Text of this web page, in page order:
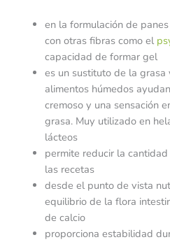
en la formulación de
con otras fibras como el
capacidad de formar gel
es un sustituto de la
alimentos húmedos
cremoso y una sensación
grasa. Muy utilizado en
lácteos
permite reducir la
las recetas
desde el punto de vista
equilibrio de la flora
de calcio
proporciona estabilidad